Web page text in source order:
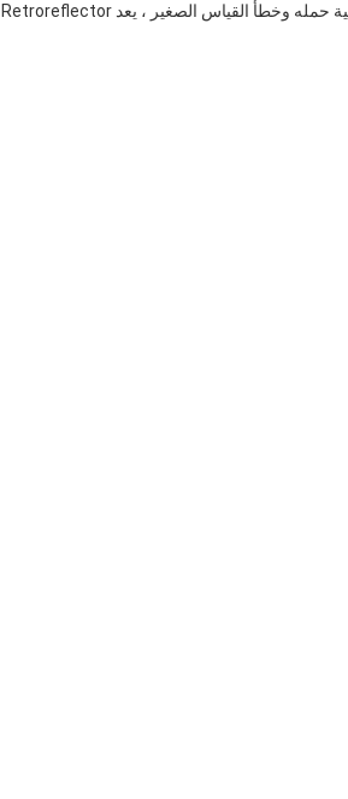
بنسبة 3 ٪ ، مما يوفر خطأ قياس صغيرًا للحصول على نتائج موثوقة.نظرًا لصغر حجمه وإمكانية حمله وخطأ القياس الصغير ، يعد Retroreflector